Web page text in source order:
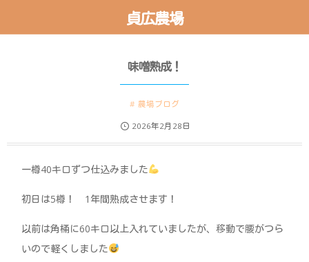
貞広農場
味噌熟成！
農場ブログ
2026年2月28日
一樽40キロずつ仕込みました
初日は5樽！ 1年間熟成させます！
以前は角桶に60キロ以上入れていましたが、移動で腰がつら
いので軽くしました